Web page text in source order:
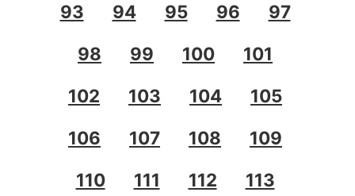
93
94 95 96
97
98
99 100
101
102
103 104
105
106
107 108
109
110
111 112 113